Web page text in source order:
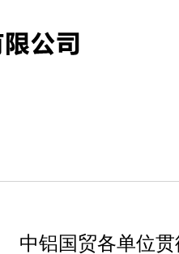
中铝国贸各单位贯